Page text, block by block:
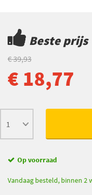
Beste prijs
€ 39,93
€ 18,77
Op voorraad
Vandaag besteld, binnen 2